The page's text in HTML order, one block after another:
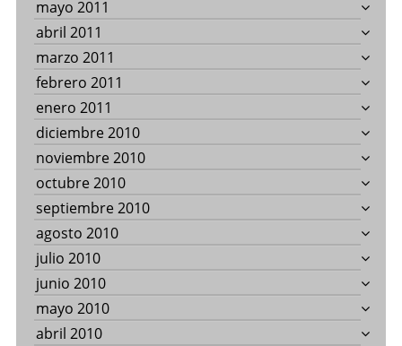
mayo 2011
abril 2011
marzo 2011
febrero 2011
enero 2011
diciembre 2010
noviembre 2010
octubre 2010
septiembre 2010
agosto 2010
julio 2010
junio 2010
mayo 2010
abril 2010